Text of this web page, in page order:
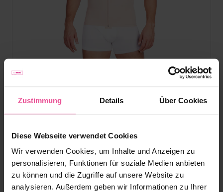
Zustimmung Details Über Cookies
Diese Webseite verwendet Cookies
Wir verwenden Cookies, um Inhalte und Anzeigen zu
personalisieren, Funktionen für soziale Medien anbieten
zu können und die Zugriffe auf unsere Website zu
analysieren. Außerdem geben wir Informationen zu Ihrer
Reißverschluss